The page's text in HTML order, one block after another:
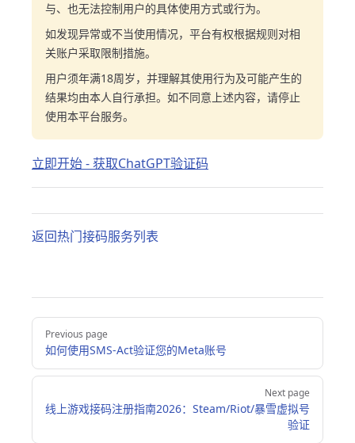
与、也无法控制用户的具体使用方式或行为。
如发现异常或不当使用情况，平台有权根据规则对相
关账户采取限制措施。
用户须年满18周岁，并理解其使用行为及可能产生的
结果均由本人自行承担。如不同意上述内容，请停止
使用本平台服务。
立即开始 - 获取ChatGPT验证码
返回热门接码服务列表
Pager
Previous page
如何使用SMS-Act验证您的Meta账号
Next page
线上游戏接码注册指南2026：Steam/Riot/暴雪虚拟号
验证